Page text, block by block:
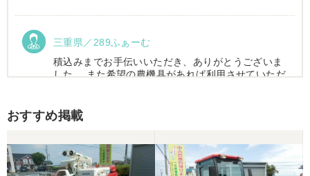
三重県／289ふぁーむ
積込みまでお手伝いいただき、ありがとうございま
した。 また希望の農機具があれば利用させていただ
この度はお世話になりました。また、機会があれば
よろしくお願いします。
おすすめ掲載